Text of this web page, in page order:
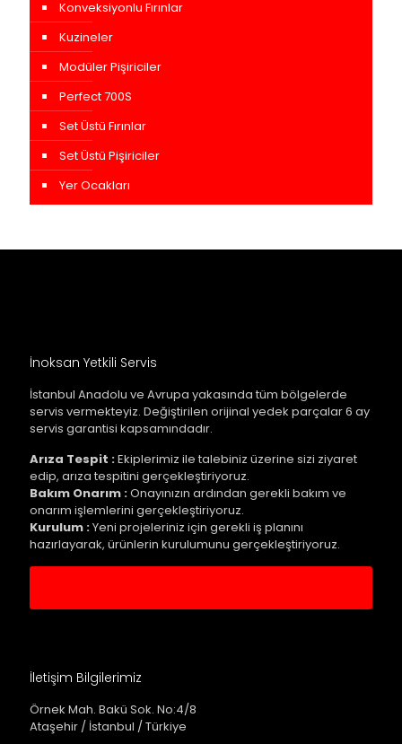
Konveksiyonlu Fırınlar
Kuzineler
Modüler Pişiriciler
Perfect 700S
Set Üstü Fırınlar
Set Üstü Pişiriciler
Yer Ocakları
İnoksan Yetkili Servis
İstanbul Anadolu ve Avrupa yakasında tüm bölgelerde
servis vermekteyiz. Değiştirilen orijinal yedek parçalar 6 ay
servis garantisi kapsamındadır.
Arıza Tespit :Ekiplerimiz ile talebiniz üzerine sizi ziyaret
edip, arıza tespitini gerçekleştiriyoruz.
Bakım Onarım :Onayınızın ardından gerekli bakım ve
onarım işlemlerini gerçekleştiriyoruz.
Kurulum :Yeni projeleriniz için gerekli iş planını
hazırlayarak, ürünlerin kurulumunu gerçekleştiriyoruz.
İletişim Bilgilerimiz
Örnek Mah. Bakü Sok. No:4/8
Ataşehir / İstanbul / Türkiye